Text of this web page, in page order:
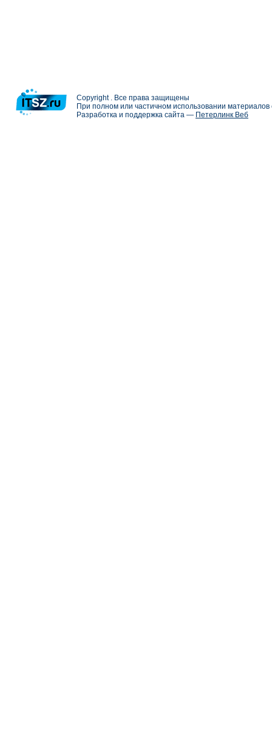
Copyright . Все права защищены
При полном или частичном использовании
Разработка и поддержка сайта — Петерлинк Веб